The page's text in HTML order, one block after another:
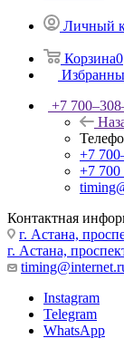
Личный
Корзина0
+7
+7
+7 700
Контактная
г. Астана,
г. Астана,
Instagram
Telegram
WhatsApp